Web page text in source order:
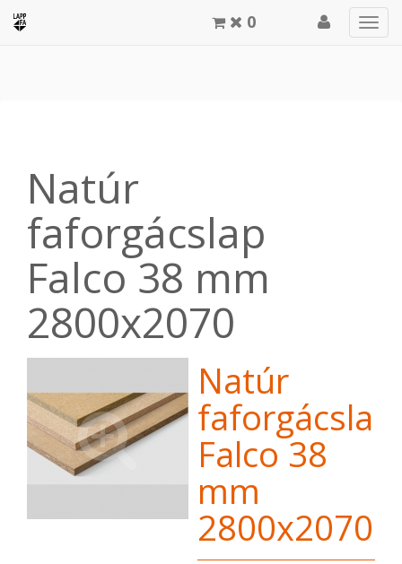
0
Natúr
faforgácslap
Falco 38 mm
2800x2070
Natúr
faforgácslap
Falco 38
mm
2800x2070